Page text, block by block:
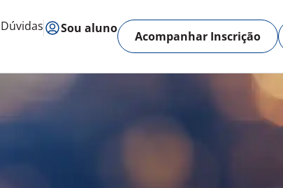
Dúvidas Sou aluno
Acompanhar Inscrição